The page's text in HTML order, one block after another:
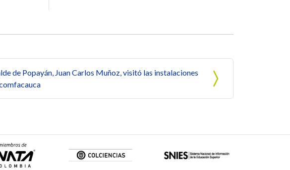
de Popayán, Juan Carlos Muñoz, visitó las instalaciones